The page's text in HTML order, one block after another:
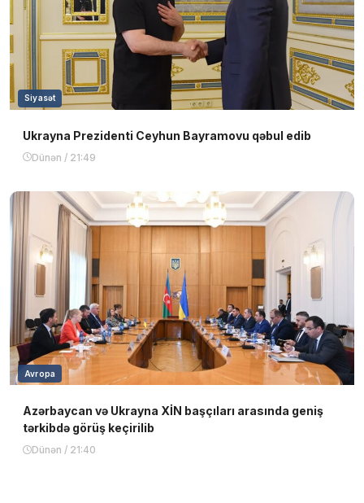
Siyasət
Ukrayna Prezidenti Ceyhun Bayramovu qəbul edib
Dünən / 21:49
Avropa
Azərbaycan və Ukrayna XİN başçıları arasında geniş
tərkibdə görüş keçirilib
Dünən / 21:40